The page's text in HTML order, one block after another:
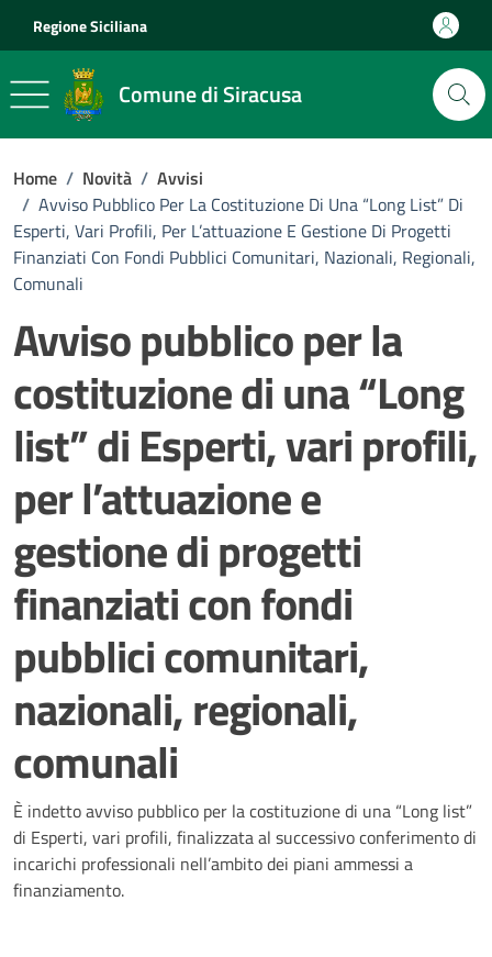
Regione Siciliana
Comune di Siracusa
Home / Novità / Avvisi
/ Avviso Pubblico Per La Costituzione Di Una “Long List” Di
Esperti, Vari Profili, Per L’attuazione E Gestione Di Progetti
Finanziati Con Fondi Pubblici Comunitari, Nazionali, Regionali,
Comunali
Avviso pubblico per la
costituzione di una “Long
list” di Esperti, vari profili,
per l’attuazione e
gestione di progetti
finanziati con fondi
pubblici comunitari,
nazionali, regionali,
comunali
Dettagli della notizia
È indetto avviso pubblico per la costituzione di una “Long list”
di Esperti, vari profili, finalizzata al successivo conferimento di
incarichi professionali nell’ambito dei piani ammessi a
finanziamento.